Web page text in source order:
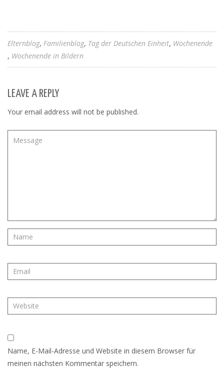
Elternblog Familienblog Tag der Deutschen Einheit Wochenende
Wochenende in Bildern
LEAVE A REPLY
Your email address will not be published.
Name, E-Mail-Adresse und Website in diesem Browser für
meinen nächsten Kommentar speichern.